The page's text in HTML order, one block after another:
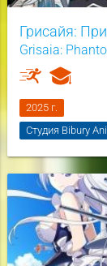
Грисайя:
Grisaia:
2025 г.
Студия Bibury